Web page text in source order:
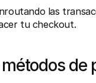
las
tu checkout.
de